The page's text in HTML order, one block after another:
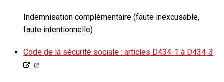
Indemnisation complémentaire (faute inexcusable,
faute intentionnelle)
Code de la sécurité sociale : articles D434-1 à D434-3